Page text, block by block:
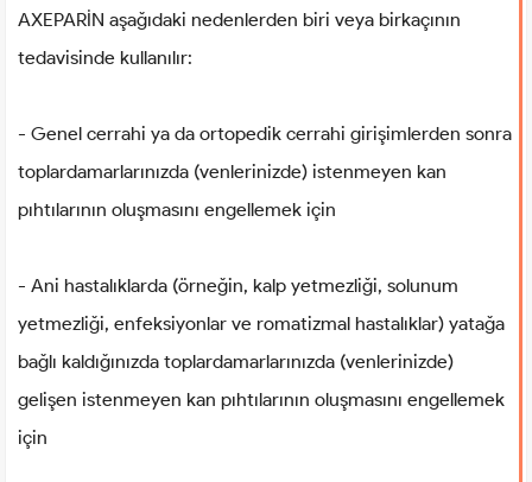
AXEPARİN aşağıdaki nedenlerden biri veya birkaçının
tedavisinde kullanılır:
- Genel cerrahi ya da ortopedik cerrahi girişimlerden sonra
toplardamarlarınızda (venlerinizde) istenmeyen kan
pıhtılarının oluşmasını engellemek için
- Ani hastalıklarda (örneğin, kalp yetmezliği, solunum
yetmezliği, enfeksiyonlar ve romatizmal hastalıklar) yatağa
bağlı kaldığınızda toplardamarlarınızda (venlerinizde)
gelişen istenmeyen kan pıhtılarının oluşmasını engellemek
için